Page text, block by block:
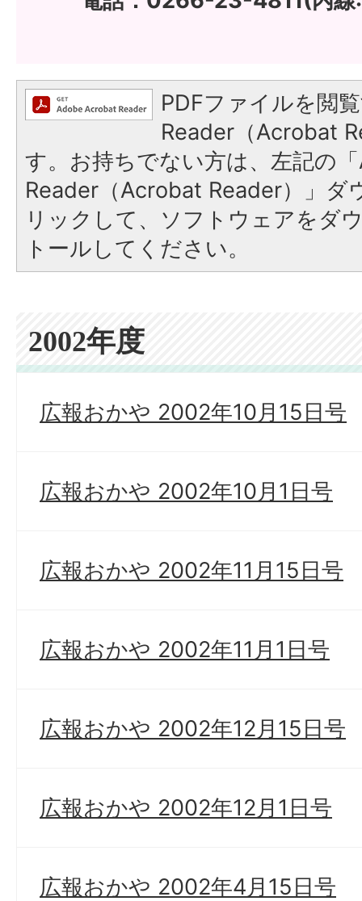
PDFファイルを閲
Reader（Acrobat
す。お持ちでない方は、左記の
Reader（Acrobat Reader）」ダ
リックして、ソフトウェアをダ
トールしてください。
2002年度
広報おかや 2002年10月15日号
広報おかや 2002年10月1日号
広報おかや 2002年11月15日号
広報おかや 2002年11月1日号
広報おかや 2002年12月15日号
広報おかや 2002年12月1日号
広報おかや 2002年4月15日号